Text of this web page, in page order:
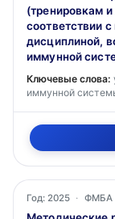
(тренировкам
соответствии
дисциплиной,
иммунной
Ключевые слова:
иммунной
Год: 2025 · ФМБА